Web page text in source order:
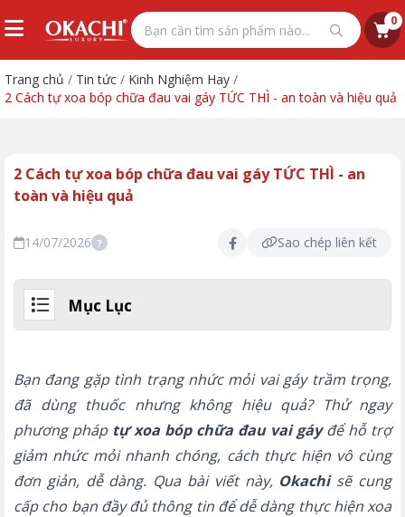
0
Trang chủ / Tin tức / Kinh Nghiệm Hay /
2 Cách tự xoa bóp chữa đau vai gáy TỨC THÌ - an toàn và hiệu quả
2 Cách tự xoa bóp chữa đau vai gáy TỨC THÌ - an
toàn và hiệu quả
14/07/2026 ? Sao chép liên kết
Mục Lục
Bạn đang gặp tình trạng nhức mỏi vai gáy trầm trọng,
đã dùng thuốc nhưng không hiệu quả? Thử ngay
phương pháp tự xoa bóp chữa đau vai gáyđể hỗ trợ
giảm nhức mỏi nhanh chóng, cách thực hiện vô cùng
đơn giản, dễ dàng. Qua bài viết này, Okachi sẽ cung
cấp cho bạn đầy đủ thông tin để dễ dàng thực hiện xoa